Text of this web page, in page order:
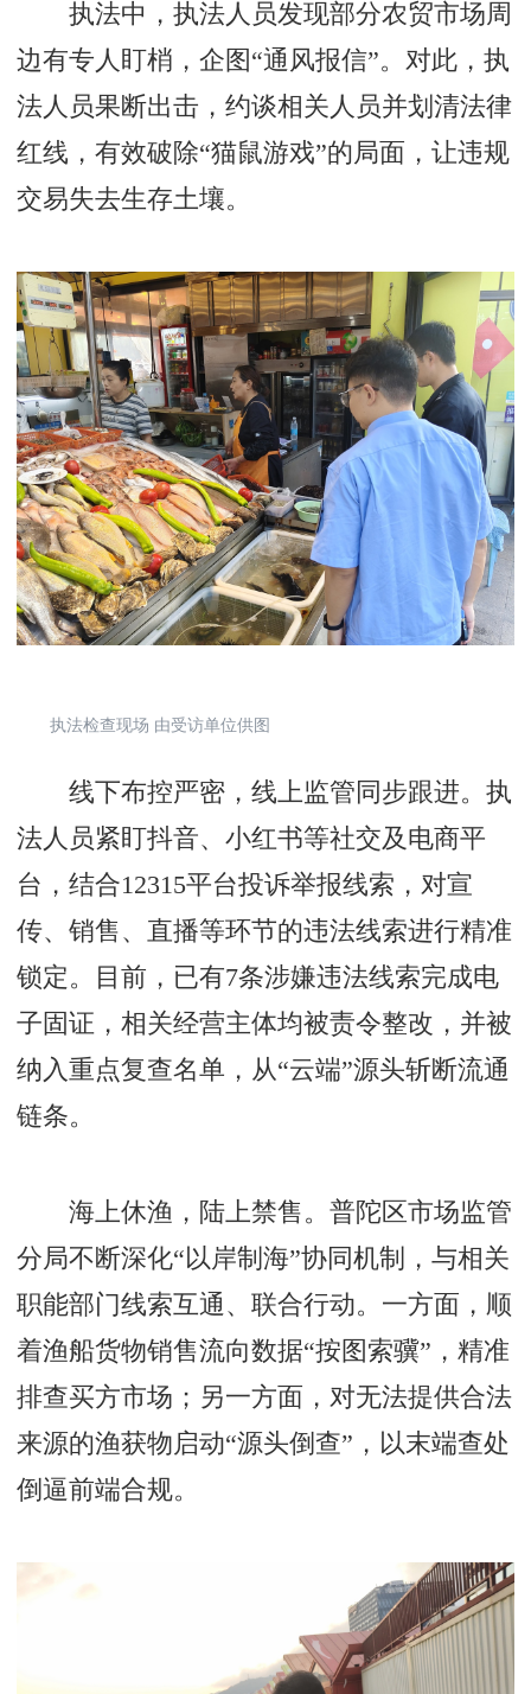
执法中，执法人员发现部分农贸市场周
边有专人盯梢，企图“通风报信”。对此，执
法人员果断出击，约谈相关人员并划清法律
红线，有效破除“猫鼠游戏”的局面，让违规
交易失去生存土壤。
执法检查现场 由受访单位供图
线下布控严密，线上监管同步跟进。执
法人员紧盯抖音、小红书等社交及电商平
台，结合12315平台投诉举报线索，对宣
传、销售、直播等环节的违法线索进行精准
锁定。目前，已有7条涉嫌违法线索完成电
子固证，相关经营主体均被责令整改，并被
纳入重点复查名单，从“云端”源头斩断流通
链条。
海上休渔，陆上禁售。普陀区市场监管
分局不断深化“以岸制海”协同机制，与相关
职能部门线索互通、联合行动。一方面，顺
着渔船货物销售流向数据“按图索骥”，精准
排查买方市场；另一方面，对无法提供合法
来源的渔获物启动“源头倒查”，以末端查处
倒逼前端合规。